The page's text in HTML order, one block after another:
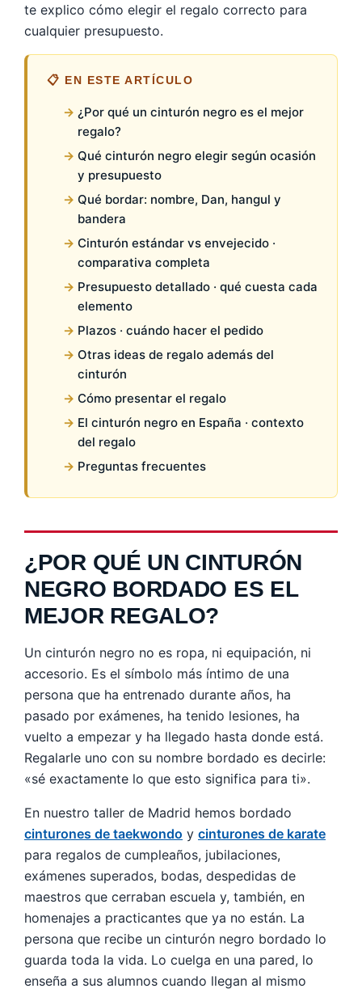
te explico cómo elegir el regalo correcto para
cualquier presupuesto.
📋 EN ESTE ARTÍCULO
¿Por qué un cinturón negro es el mejor
regalo?
Qué cinturón negro elegir según ocasión
y presupuesto
Qué bordar: nombre, Dan, hangul y
bandera
Cinturón estándar vs envejecido ·
comparativa completa
Presupuesto detallado · qué cuesta cada
elemento
Plazos · cuándo hacer el pedido
Otras ideas de regalo además del
cinturón
Cómo presentar el regalo
El cinturón negro en España · contexto
del regalo
Preguntas frecuentes
¿POR QUÉ UN CINTURÓN
NEGRO BORDADO ES EL
MEJOR REGALO?
Un cinturón negro no es ropa, ni equipación, ni
accesorio. Es el símbolo más íntimo de una
persona que ha entrenado durante años, ha
pasado por exámenes, ha tenido lesiones, ha
vuelto a empezar y ha llegado hasta donde está.
Regalarle uno con su nombre bordado es decirle:
«sé exactamente lo que esto significa para ti».
En nuestro taller de Madrid hemos bordado
cinturones de taekwondo y cinturones de karate
para regalos de cumpleaños, jubilaciones,
exámenes superados, bodas, despedidas de
maestros que cerraban escuela y, también, en
homenajes a practicantes que ya no están. La
persona que recibe un cinturón negro bordado lo
guarda toda la vida. Lo cuelga en una pared, lo
enseña a sus alumnos cuando llegan al mismo